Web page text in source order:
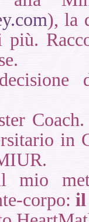
), la
più.
in
mio
corpo:il